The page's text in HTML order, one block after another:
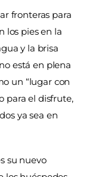
fronteras para
los pies en la
y la brisa
está en plena
un “lugar con
para el disfrute,
ya sea en
su nuevo